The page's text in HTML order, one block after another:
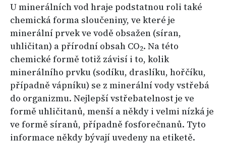
U minerálních vod hraje podstatnou roli také
chemická forma sloučeniny, ve které je
minerální prvek ve vodě obsažen (síran,
uhličitan) a přírodní obsah CO2. Na této
chemické formě totiž závisí i to, kolik
minerálního prvku (sodíku, draslíku, hořčíku,
případně vápníku) se z minerální vody vstřebá
do organizmu. Nejlepší vstřebatelnost je ve
formě uhličitanů, menší a někdy i velmi nízká je
ve formě síranů, případně fosforečnanů. Tyto
informace někdy bývají uvedeny na etiketě.